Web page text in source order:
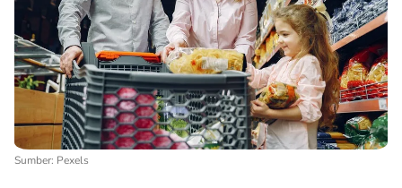
Sumber: Pexels